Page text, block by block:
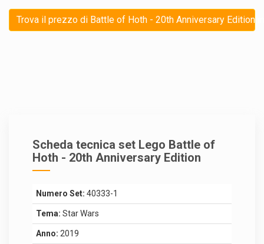
Trova il prezzo di Battle of Hoth - 20th Anniversary Edition
Scheda tecnica set Lego Battle of
Hoth - 20th Anniversary Edition
Numero Set: 40333-1
Tema: Star Wars
Anno: 2019